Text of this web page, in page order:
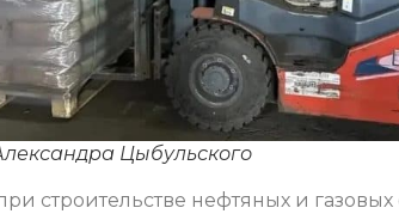
Цыбульского
строительстве нефтяных и